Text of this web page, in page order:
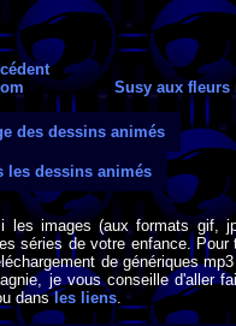
Susy aux fleurs
des dessins animés
les dessins animés
les images (aux formats gif,
séries de votre enfance. Pour
de génériques
je vous conseille d'aller
dansles liens.